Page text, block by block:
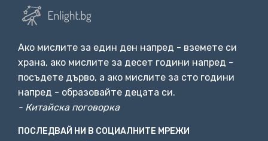
Ако мислите за един ден напред - вземете си
храна, ако мислите за десет години напред -
посъдете дърво, а ако мислите за сто години
напред - образовайте децата си.
- Китайска поговорка
ПОСЛЕДВАЙ НИ В СОЦИАЛНИТЕ МРЕЖИ